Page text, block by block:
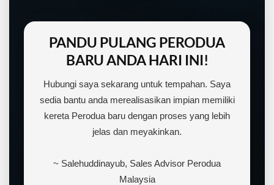
PANDU PULANG PERODUA
BARU ANDA HARI INI!
Hubungi saya sekarang untuk tempahan. Saya
sedia bantu anda merealisasikan impian memiliki
kereta Perodua baru dengan proses yang lebih
jelas dan meyakinkan.
~ Salehuddinayub, Sales Advisor Perodua
Malaysia